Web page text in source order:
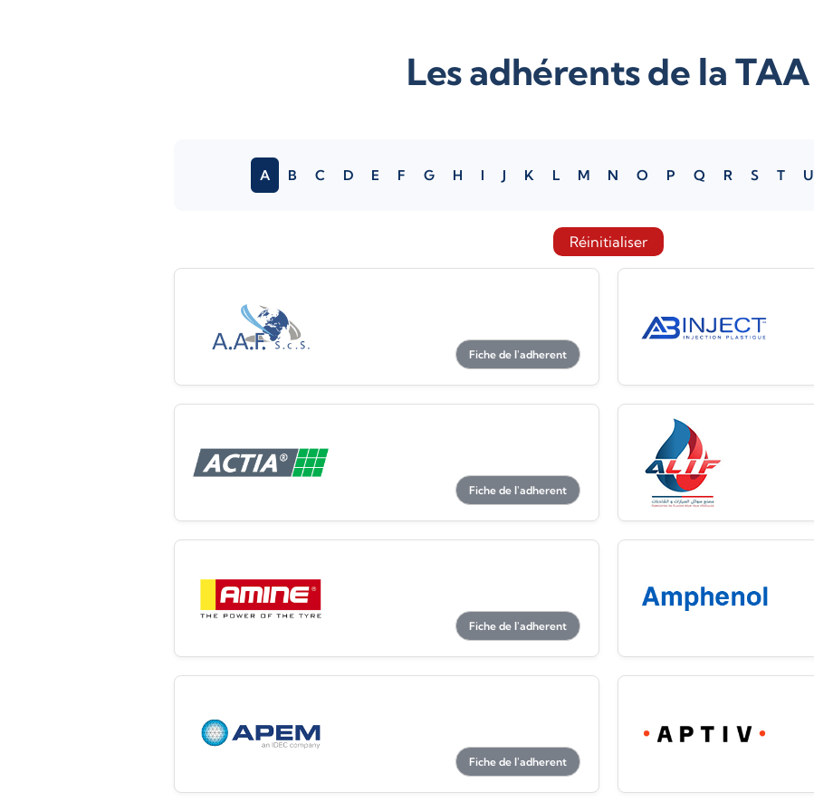
Les adhérents de la TAA
A B C D E F G H I J K L M N O P Q R S T U
Réinitialiser
Fiche de l'adherent
Fiche de l'adherent
Fiche de l'adherent
Fiche de l'adherent